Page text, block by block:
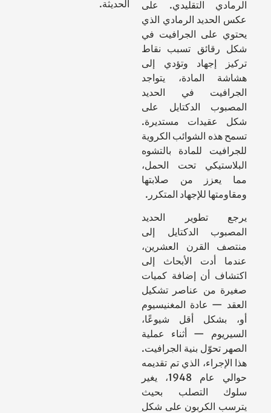
الرمادي التقليدي. على
عكس الحديد الرمادي الذي
يحتوي على الجرافيت في
شكل رقائق تسبب نقاط
تركيز إجهاد وتؤدي إلى
هشاشة المادة، يتواجد
الجرافيت في الحديد
المصبوب الدكتايل على
شكل عقيدات مستديرة.
تسمح هذه الشوائب الكروية
للجرافيت للمادة بالتشوه
البلاستيكي تحت الحمل،
مما يعزز من صلابتها
ومقاومتها للإجهاد المتكرر.
يرجع تطوير الحديد
المصبوب الدكتايل إلى
منتصف القرن العشرين،
عندما أدت الأبحاث إلى
اكتشاف أن إضافة كميات
صغيرة من عناصر تشكيل
العقد — عادة المغنيسيوم
أو، بشكل أقل شيوعًا،
السيريوم — أثناء عملية
الصهر تحوّل بنية الجرافيت.
هذا الإجراء، الذي تم تقديمه
حوالي عام 1948، يغير
سلوك التصلب بحيث
يترسب الكربون على شكل
الحديثة.